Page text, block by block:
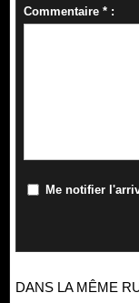
Commentaire * :
Me notifier
DANS LA MÊME